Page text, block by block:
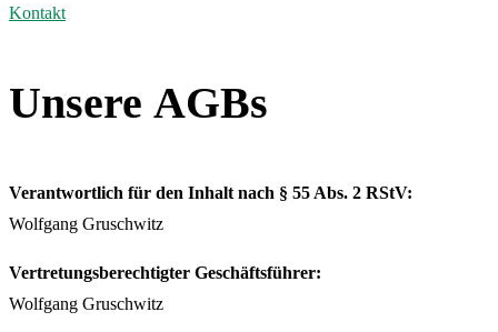
Kontakt
Unsere AGBs
Verantwortlich für den Inhalt nach § 55 Abs. 2 RStV:
Wolfgang Gruschwitz
Vertretungsberechtigter Geschäftsführer:
Wolfgang Gruschwitz